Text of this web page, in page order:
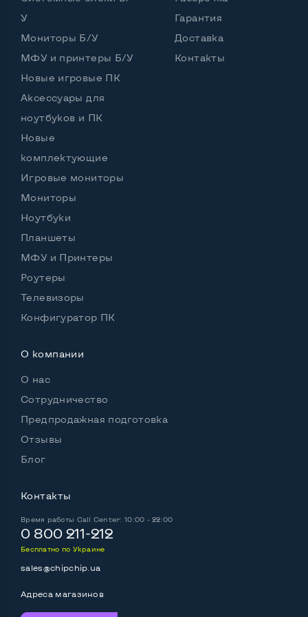
Нет
Разъем для микрофона и наушников
Да, спереди и сзади
Выход USB 2_0
Выход USB 3_0
Мощность блока питания, Вт
Внешний блок питания
Комплектация: системный блок, кабель питания
Да
У
Мониторы Б/У
МФУ и принтеры Б/У
Новые игровые ПК
Аксессуары для
ноутбуков и ПК
Новые
комплектующие
Игровые мониторы
Мониторы
Ноутбуки
Планшеты
МФУ и Принтеры
Роутеры
Телевизоры
Конфигуратор ПК
Гарантия
Доставка
Контакты
О компании
О нас
Сотрудничество
Предпродажная подготовка
Отзывы
Блог
Контакты
Время работы Call Center: 10:00 - 22:00
0 800 211-212
Бесплатно по Украине
sales@chipchip.ua
Адреса магазинов